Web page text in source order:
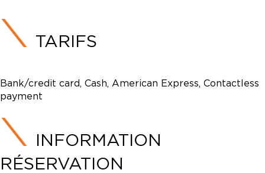
TARIFS
Bank/credit card, Cash, American Express, Contactless
payment
INFORMATION
RÉSERVATION